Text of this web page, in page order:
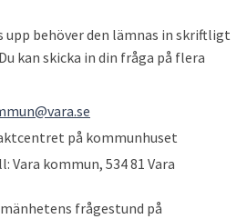
upp behöver den lämnas in skriftligt
kan skicka in din fråga på flera
på kommunhuset
Vara kommun, 534 81 Vara
frågestund på